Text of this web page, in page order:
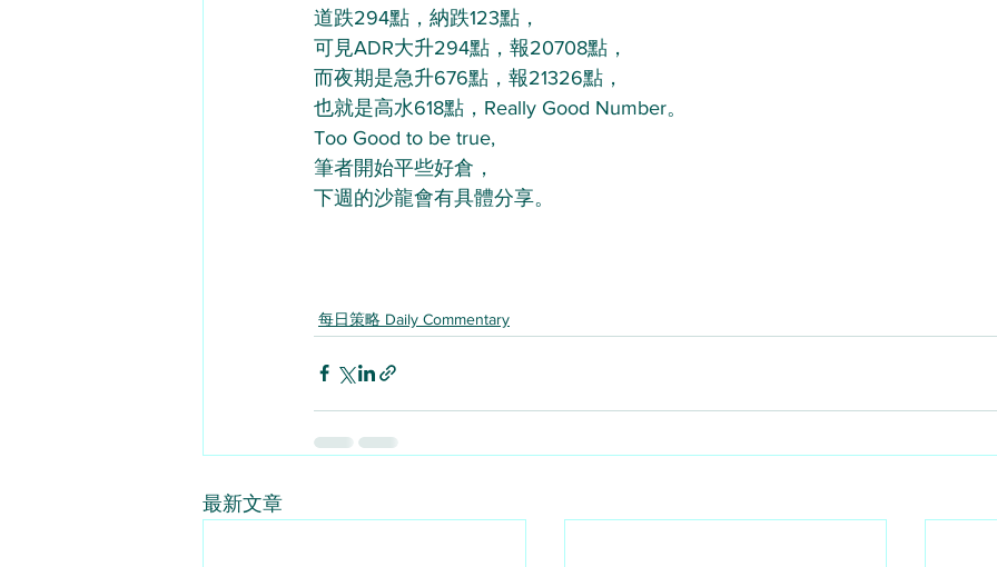
道跌294點，納跌123點，
可見ADR大升294點，報20708點，
而夜期是急升676點，報21326點，
也就是高水618點，Really Good Number。
Too Good to be true,
筆者開始平些好倉，
下週的沙龍會有具體分享。
每日策略 Daily Commentary
最新文章